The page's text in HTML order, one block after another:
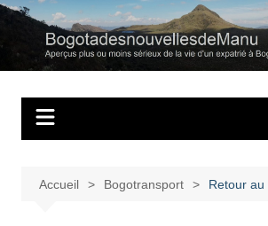
Aller
contenu
Regards personnels sur la vie d’expatrié à
Accueil Bogotransport Retour au